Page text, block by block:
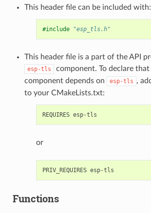
This header file can be included with:
#include "esp_tls.h"
This header file is a part of the API
esp-tls
component. To declare
component depends on
esp-tls ,
to your CMakeLists.txt:
or
Functions